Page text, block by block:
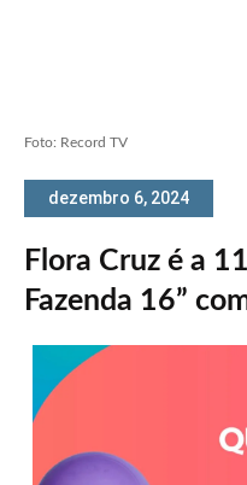
Foto: Record TV
dezembro 6, 2024
Flora Cruz é a
Fazenda 16”